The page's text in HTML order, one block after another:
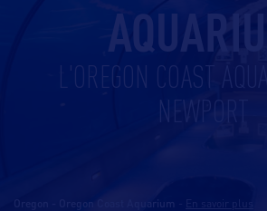
L'OREGON COAST
NEWPORT
Oregon - Oregon Coast Aquarium